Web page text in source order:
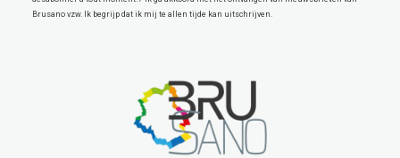
Brusano vzw. Ik begrijp dat ik mij te allen tijde kan uitschrijven.